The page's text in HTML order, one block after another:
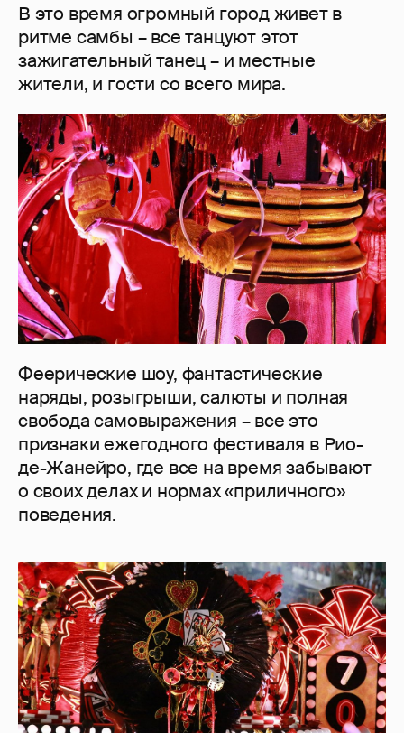
В это время огромный город живет в
ритме самбы – все танцуют этот
зажигательный танец – и местные
жители, и гости со всего мира.
Феерические шоу, фантастические
наряды, розыгрыши, салюты и полная
свобода самовыражения – все это
признаки ежегодного фестиваля в Рио-
де-Жанейро, где все на время забывают
о своих делах и нормах «приличного»
поведения.